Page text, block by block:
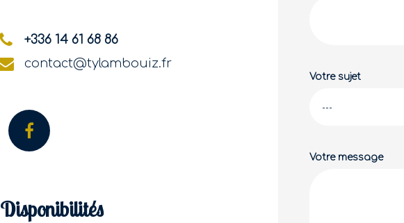
+336 14 61 68 86
contact@tylambouiz.fr
Disponibilités
Votre sujet
Votre message